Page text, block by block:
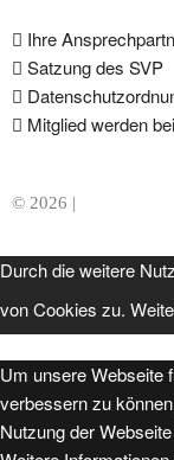
Ihre
Satzung des SVP
Mitglied werden
© 2026 |
Durch die weitere
von Cookies zu.
Um unsere Webseite
verbessern zu
Nutzung der